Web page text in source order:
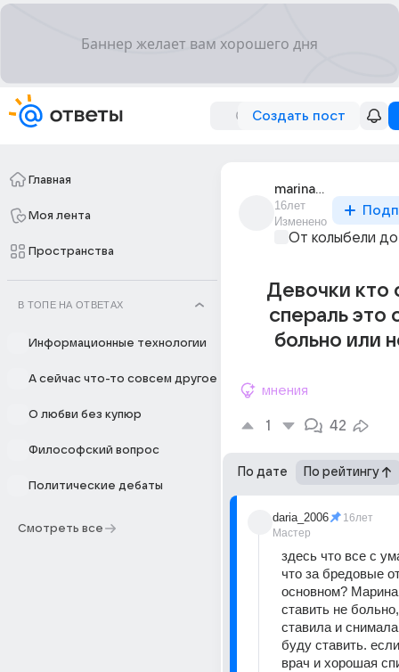
Создать пост
Главная
Моя лента
Пространства
В ТОПЕ НА ОТВЕТАХ
Информационные технологии
А сейчас что-то совсем другое
О любви без купюр
Философский вопрос
Политические дебаты
Смотреть все
marina_putilina_9
16лет
Изменено
От колыбели
Девочки кто
спераль это
больно или
мнения
1 42
По дате По рейтингу
daria_2006
Мастер
16лет
здесь что все с
что за бредовые
основном?
ставить не
ставила и
буду ставить.
врач и хорошая